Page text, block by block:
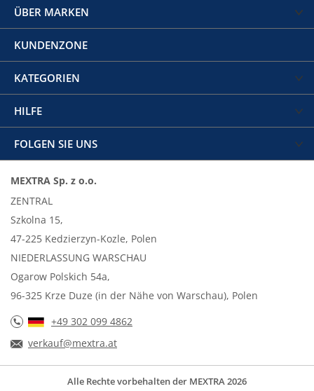
ÜBER MARKEN
KUNDENZONE
KATEGORIEN
HILFE
FOLGEN SIE UNS
MEXTRA Sp. z o.o.
ZENTRAL
Szkolna 15,
47-225 Kedzierzyn-Kozle, Polen
NIEDERLASSUNG WARSCHAU
Ogarow Polskich 54a,
96-325 Krze Duze (in der Nähe von Warschau), Polen
+49 302 099 4862
verkauf@mextra.at
Alle Rechte vorbehalten der MEXTRA 2026